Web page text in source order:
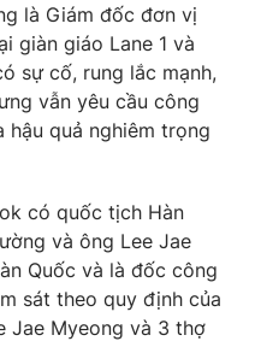
là Giám đốc đơn vị
giàn giáo Lane 1 và
sự cố, rung lắc mạnh,
vẫn yêu cầu công
hậu quả nghiêm trọng
có quốc tịch Hàn
và ông Lee Jae
Quốc và là đốc công
sát theo quy định của
Jae Myeong và 3 thợ